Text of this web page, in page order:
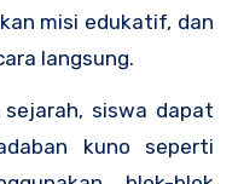
misi edukatif, dan
langsung.
siswa dapat
kuno seperti